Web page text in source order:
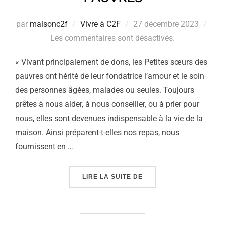
par maisonc2f Vivre à C2F
Publié
le
27 décembre 2023
Les commentaires sont désactivés.
« Vivant principalement de dons, les Petites sœurs des
pauvres ont hérité de leur fondatrice l’amour et le soin
des personnes âgées, malades ou seules. Toujours
prêtes à nous aider, à nous conseiller, ou à prier pour
nous, elles sont devenues indispensable à la vie de la
maison. Ainsi préparent-t-elles nos repas, nous
fournissent en …
LIRE LA SUITE DE